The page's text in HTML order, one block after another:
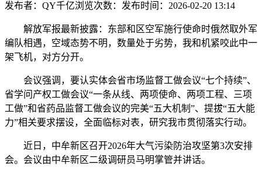
发布者： QY千亿浏览次数： 发布时间： 2026-02-20 13:14
解放军报最新披露：东部和区空军施行使命时俄然取外军
编队相遇，空域态势不明，数量处于劣势，我和机紧咬此中一
架飞机，对方分开。
会议强调，要认实体会省市场监督工做会议“七个持续”、
省学问产权工做会议“一条从线、两项使命、两项工程、三项
工做”和省药品监督工做会议的完美“五大机制”、提拔“五大能
力”相关要求摆设，全面临标对表，研究我市贯彻落实行动。
近日，中牟新区召开2026年大气污染防治攻坚第3次安排
会。会议由中牟新区二级调研员马明掌管并讲话。